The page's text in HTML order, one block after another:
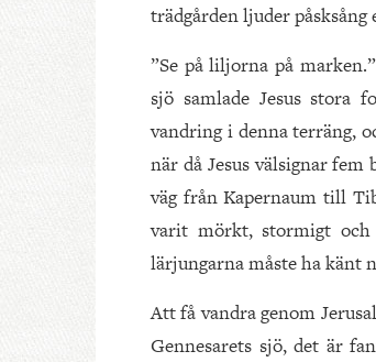
trädgården ljuder påsksång
”Se på liljorna på
sjö samlade Jesus stora
vandring i denna terräng,
när då Jesus välsignar
väg från Kapernaum till
varit mörkt, stormigt
lärjungarna måste ha känt
Att få vandra genom
Gennesarets sjö, det är